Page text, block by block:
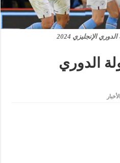
الإنجليزي 2024
الدوري